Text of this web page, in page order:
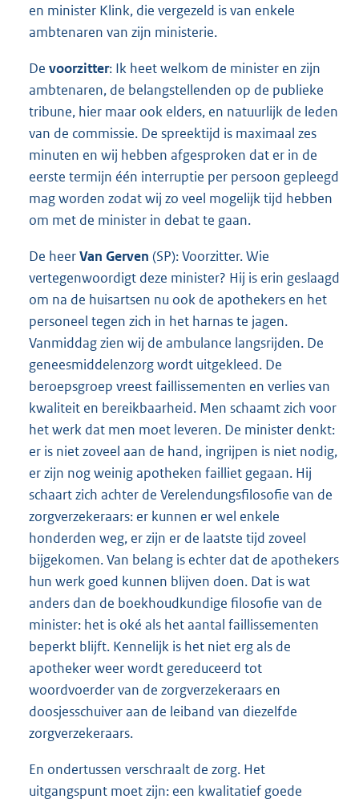
en minister Klink, die vergezeld is van enkele
ambtenaren van zijn ministerie.
De voorzitter: Ik heet welkom de minister en zijn
ambtenaren, de belangstellenden op de publieke
tribune, hier maar ook elders, en natuurlijk de leden
van de commissie. De spreektijd is maximaal zes
minuten en wij hebben afgesproken dat er in de
eerste termijn één interruptie per persoon gepleegd
mag worden zodat wij zo veel mogelijk tijd hebben
om met de minister in debat te gaan.
De heerVan Gerven (SP): Voorzitter. Wie
vertegenwoordigt deze minister? Hij is erin geslaagd
om na de huisartsen nu ook de apothekers en het
personeel tegen zich in het harnas te jagen.
Vanmiddag zien wij de ambulance langsrijden. De
geneesmiddelenzorg wordt uitgekleed. De
beroepsgroep vreest faillissementen en verlies van
kwaliteit en bereikbaarheid. Men schaamt zich voor
het werk dat men moet leveren. De minister denkt:
er is niet zoveel aan de hand, ingrijpen is niet nodig,
er zijn nog weinig apotheken failliet gegaan. Hij
schaart zich achter de Verelendungsfilosofie van de
zorgverzekeraars: er kunnen er wel enkele
honderden weg, er zijn er de laatste tijd zoveel
bijgekomen. Van belang is echter dat de apothekers
hun werk goed kunnen blijven doen. Dat is wat
anders dan de boekhoudkundige filosofie van de
minister: het is oké als het aantal faillissementen
beperkt blijft. Kennelijk is het niet erg als de
apotheker weer wordt gereduceerd tot
woordvoerder van de zorgverzekeraars en
doosjesschuiver aan de leiband van diezelfde
zorgverzekeraars.
En ondertussen verschraalt de zorg. Het
uitgangspunt moet zijn: een kwalitatief goede